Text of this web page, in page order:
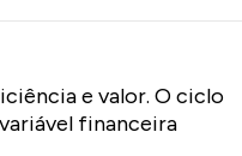
e valor. O ciclo
financeira